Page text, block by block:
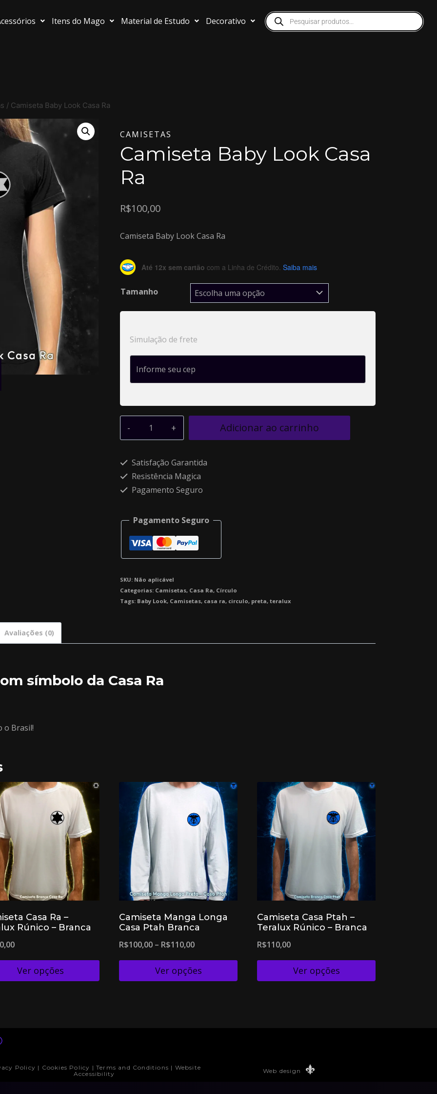
Itens do Mago Material de Estudo Decorativo
/ Camiseta Baby Look Casa Ra
CAMISETAS
Camiseta Baby Look Casa
Ra
R$100,00
Camiseta Baby Look Casa Ra
Até 12x sem cartão com a Linha de Crédito. Saiba mais
Tamanho
Simulação de frete
Adicionar ao carrinho
Satisfação Garantida
Resistência Magica
Pagamento Seguro
Pagamento Seguro
SKU: Não aplicável
Categorias: Camisetas, Casa Ra, Círculo
Tags: Baby Look, Camisetas, casa ra, circulo, preta, teralux
Avaliações (0)
símbolo da Casa Ra
o Brasil!
Casa Ra –
Rúnico – Branca
Ver opções
Camiseta Manga Longa
Casa Ptah Branca
R$100,00 – R$110,00
Ver opções
Camiseta Casa Ptah –
Teralux Rúnico – Branca
R$110,00
Ver opções
Policy | Cookies Policy | Terms and Conditions | Website
Accessibility
Web design